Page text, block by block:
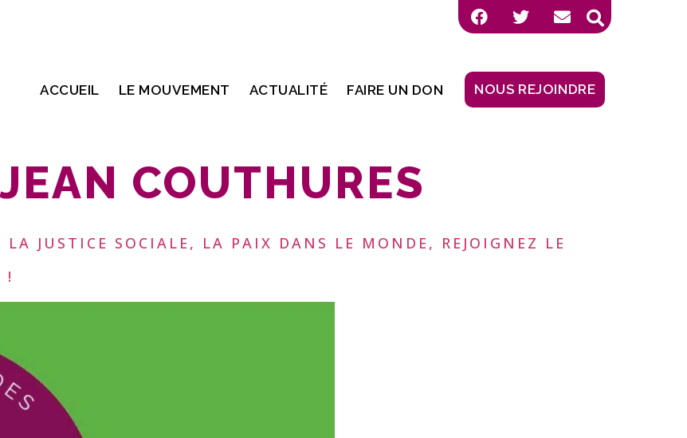
ACCUEIL LE MOUVEMENT ACTUALITÉ FAIRE UN DON NOUS REJOINDRE
JEAN COUTHURES
JUSTICE SOCIALE, LA PAIX DANS LE MONDE, REJOIGNEZ LE
!